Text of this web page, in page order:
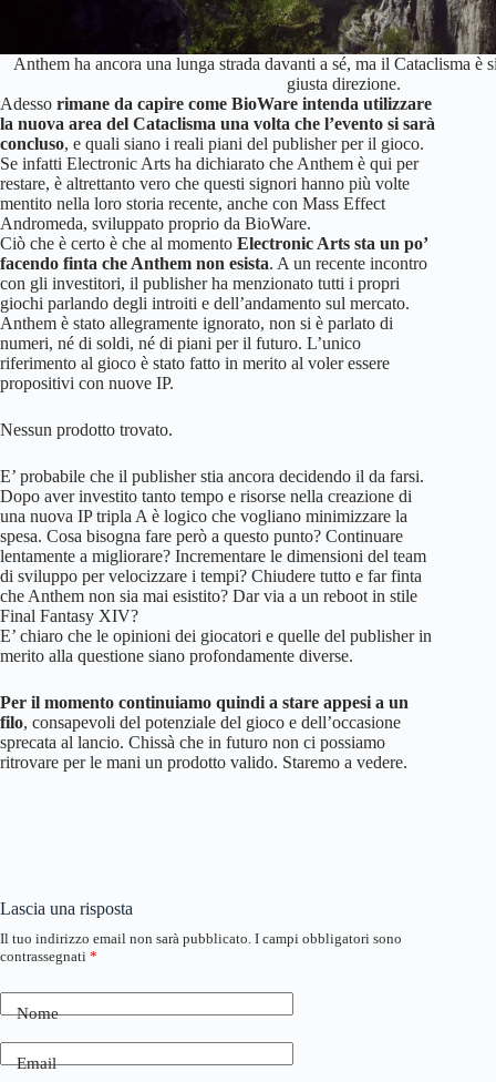
Anthem ha ancora una lunga strada davanti a sé, ma il Cataclisma è
giusta direzione.
Adesso rimane da capire come BioWare intenda utilizzare
la nuova area del Cataclisma una volta che l’evento si sarà
concluso, e quali siano i reali piani del publisher per il gioco.
Se infatti Electronic Arts ha dichiarato che Anthem è qui per
restare, è altrettanto vero che questi signori hanno più volte
mentito nella loro storia recente, anche con Mass Effect
Andromeda, sviluppato proprio da BioWare.
Ciò che è certo è che al momento Electronic Arts sta un po’
facendo finta che Anthem non esista. A un recente incontro
con gli investitori, il publisher ha menzionato tutti i propri
giochi parlando degli introiti e dell’andamento sul mercato.
Anthem è stato allegramente ignorato, non si è parlato di
numeri, né di soldi, né di piani per il futuro. L’unico
riferimento al gioco è stato fatto in merito al voler essere
propositivi con nuove IP.
Nessun prodotto trovato.
E’ probabile che il publisher stia ancora decidendo il da farsi.
Dopo aver investito tanto tempo e risorse nella creazione di
una nuova IP tripla A è logico che vogliano minimizzare la
spesa. Cosa bisogna fare però a questo punto? Continuare
lentamente a migliorare? Incrementare le dimensioni del team
di sviluppo per velocizzare i tempi? Chiudere tutto e far finta
che Anthem non sia mai esistito? Dar via a un reboot in stile
Final Fantasy XIV?
E’ chiaro che le opinioni dei giocatori e quelle del publisher in
merito alla questione siano profondamente diverse.
Per il momento continuiamo quindi a stare appesi a un
filo, consapevoli del potenziale del gioco e dell’occasione
sprecata al lancio. Chissà che in futuro non ci possiamo
ritrovare per le mani un prodotto valido. Staremo a vedere.
Lascia una risposta
Il tuo indirizzo email non sarà pubblicato. I campi obbligatori sono
contrassegnati *
Nome
Email